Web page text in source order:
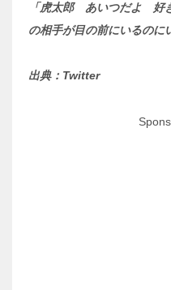
「虎太郎 あいつだよ 好
の相手が目の前にいるのに
出典：Twitter